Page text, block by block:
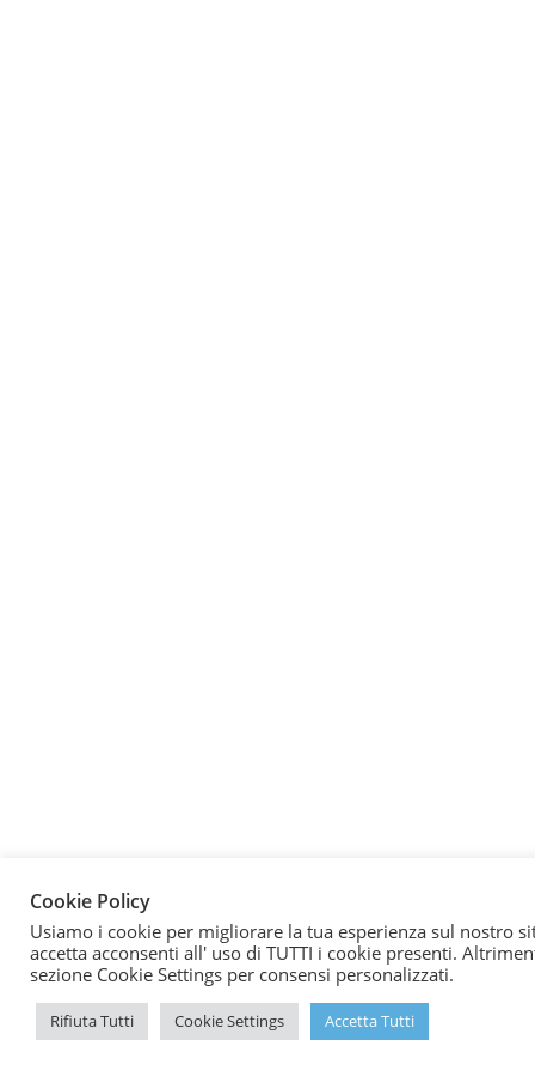
Cookie Policy
Usiamo i cookie per migliorare la tua esperienza sul nostro
accetta acconsenti all' uso di TUTTI i cookie presenti.
sezione Cookie Settings per consensi personalizzati.
Rifiuta Tutti Cookie Settings Accetta Tutti